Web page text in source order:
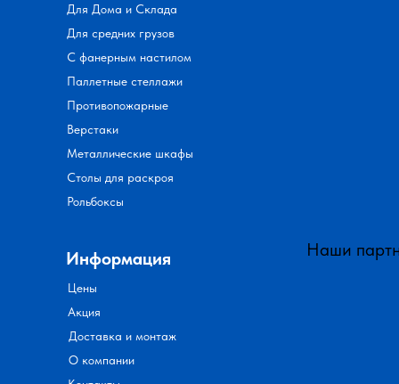
Информация
Цены
Акция
Доставка и монтаж
О компании
Для Дома и Склада
Для средних грузов
С фанерным настилом
Паллетные стеллажи
Противопожарные
Верстаки
Металлические шкафы
Столы для раскроя
Рольбоксы
Наши